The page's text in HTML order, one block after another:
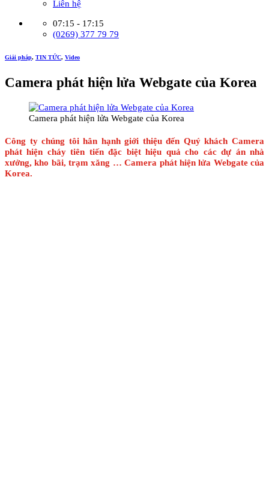
Liên hệ
07:15 - 17:15
(0269) 377 79 79
Giải pháp, TIN TỨC, Video
Camera phát hiện lửa Webgate của Korea
Camera phát hiện lửa Webgate của Korea
Công ty chúng tôi hân hạnh giới thiệu đến Quý khách Camera
phát hiện cháy tiên tiến đặc biệt hiệu quả cho các dự án nhà
xưởng, kho bãi, trạm xăng … Camera phát hiện lửa Webgate của
Korea.